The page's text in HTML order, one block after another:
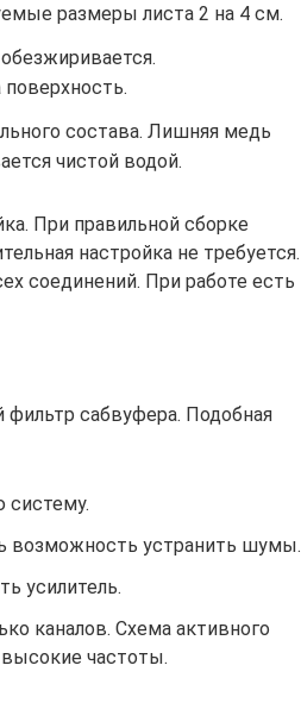
размеры листа 2 на 4 см.
состава. Лишняя медь
чистой водой.
При правильной сборке
настройка не требуется.
соединений. При работе есть
сабвуфера. Подобная
систему.
возможность устранить шумы.
усилитель.
каналов. Схема активного
частоты.